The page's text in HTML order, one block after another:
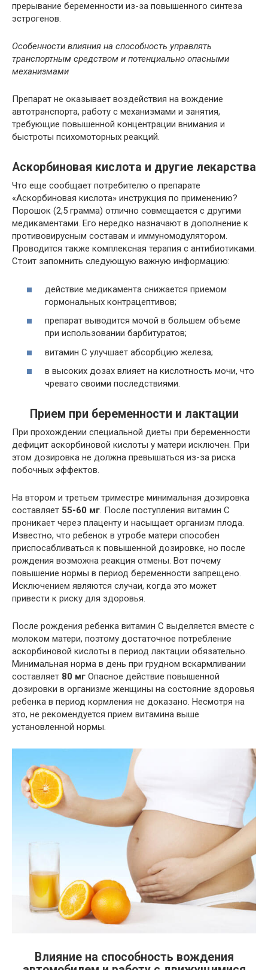
прерывание беременности из-за повышенного синтеза
эстрогенов.
Особенности влияния на способность управлять
транспортным средством и потенциально опасными
механизмами
Препарат не оказывает воздействия на вождение
автотранспорта, работу с механизмами и занятия,
требующие повышенной концентрации внимания и
быстроты психомоторных реакций.
Аскорбиновая кислота и другие лекарства
Что еще сообщает потребителю о препарате
«Аскорбиновая кислота» инструкция по применению?
Порошок (2,5 грамма) отлично совмещается с другими
медикаментами. Его нередко назначают в дополнение к
противовирусным составам и иммуномодулятором.
Проводится также комплексная терапия с антибиотиками.
Стоит запомнить следующую важную информацию:
действие медикамента снижается приемом
гормональных контрацептивов;
препарат выводится мочой в большем объеме
при использовании барбитуратов;
витамин С улучшает абсорбцию железа;
в высоких дозах влияет на кислотность мочи, что
чревато своими последствиями.
Прием при беременности и лактации
При прохождении специальной диеты при беременности
дефицит аскорбиновой кислоты у матери исключен. При
этом дозировка не должна превышаться из-за риска
побочных эффектов.
На втором и третьем триместре минимальная дозировка
составляет 55-60 мг. После поступления витамин С
проникает через плаценту и насыщает организм плода.
Известно, что ребенок в утробе матери способен
приспосабливаться к повышенной дозировке, но после
рождения возможна реакция отмены. Вот почему
повышение нормы в период беременности запрещено.
Исключением являются случаи, когда это может
привести к риску для здоровья.
После рождения ребенка витамин С выделяется вместе с
молоком матери, поэтому достаточное потребление
аскорбиновой кислоты в период лактации обязательно.
Минимальная норма в день при грудном вскармливании
составляет 80 мг Опасное действие повышенной
дозировки в организме женщины на состояние здоровья
ребенка в период кормления не доказано. Несмотря на
это, не рекомендуется прием витамина выше
установленной нормы.
Влияние на способность вождения